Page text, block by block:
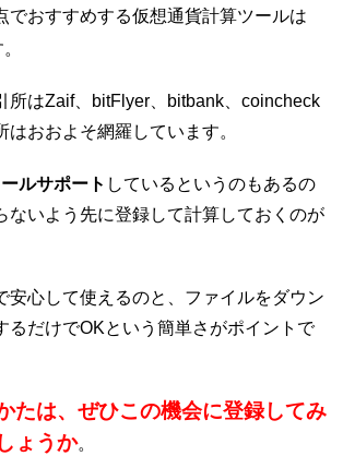
でおすすめする仮想通貨計算ツールは
所はZaif、bitFlyer、bitbank、coincheck
はおおよそ網羅しています。
ルサポート しているというのもあるの
ないよう先に登録して計算しておくのが
安心して使えるのと、ファイルをダウン
るだけでOKという簡単さがポイントで
たは、ぜひこの機会に登録してみ
ょうか。